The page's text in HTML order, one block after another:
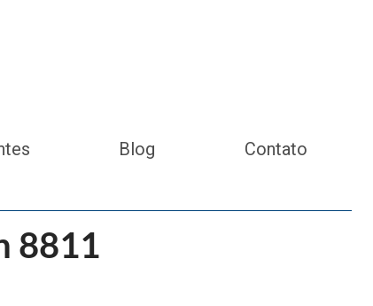
Blog
Contato
8811